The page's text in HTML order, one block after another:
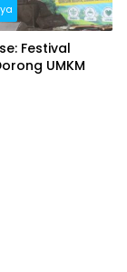
Festival
UMKM